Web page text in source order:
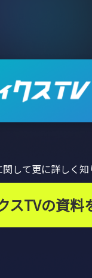
して更に詳しく
スTVの資料